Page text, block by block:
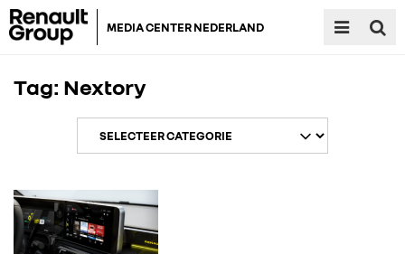
MEDIA CENTER NEDERLAND
RENAULT GROUP
Tag: Nextory